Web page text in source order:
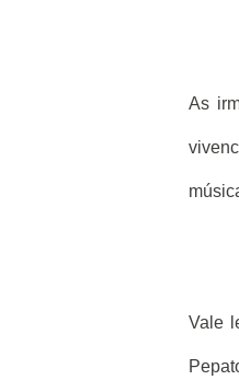
As
Vale